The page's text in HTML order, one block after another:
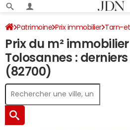
Patrimoine Prix immobilier Tarn-
Cordes-Tolosannes
Prix du m²
Tolosannes :
(82700)